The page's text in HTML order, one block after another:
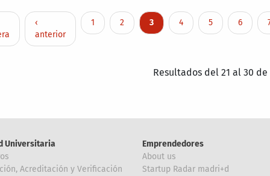
páginaPágina anterior
‹
anterior
Page
1 Page
2 Página actual
3 Page
4 Page
5 Page
6
Resultados del 21 al 30 de
Universitaria
Acreditación y Verificación
Emprendedores
About us
Startup Radar madri+d